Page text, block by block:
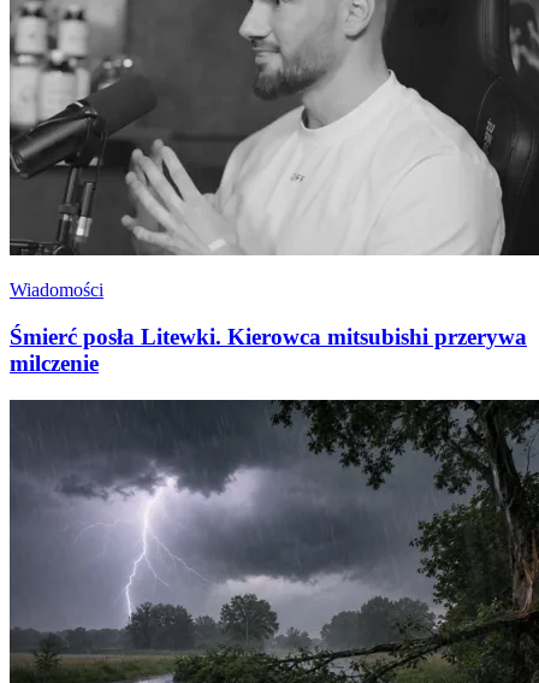
Wiadomości
Śmierć posła Litewki. Kierowca mitsubishi przerywa
milczenie